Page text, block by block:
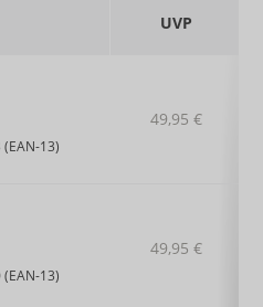
UVP
13)
49,95 €
13)
49,95 €